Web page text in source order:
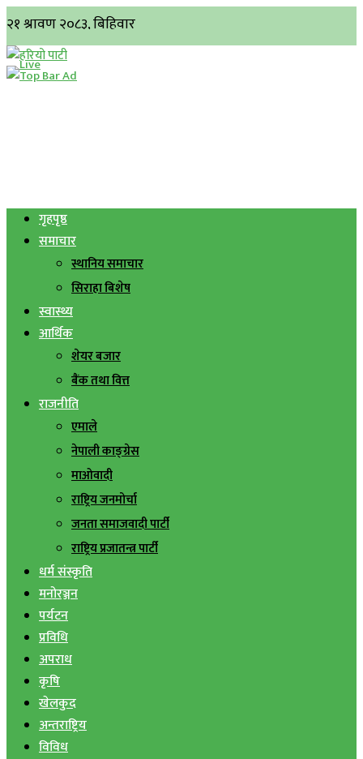
गृहपृष्ठ
समाचार
स्थानिय समाचार
सिराहा बिशेष
स्वास्थ्य
आर्थिक
शेयर बजार
बैंक तथा वित्त
राजनीति
एमाले
नेपाली काङ्ग्रेस
माओवादी
राष्ट्रिय जनमोर्चा
जनता समाजवादी पार्टी
राष्ट्रिय प्रजातन्त्र पार्टी
धर्म संस्कृति
मनोरञ्जन
पर्यटन
प्रविधि
अपराध
कृषि
खेलकुद
अन्तराष्ट्रिय
विविध